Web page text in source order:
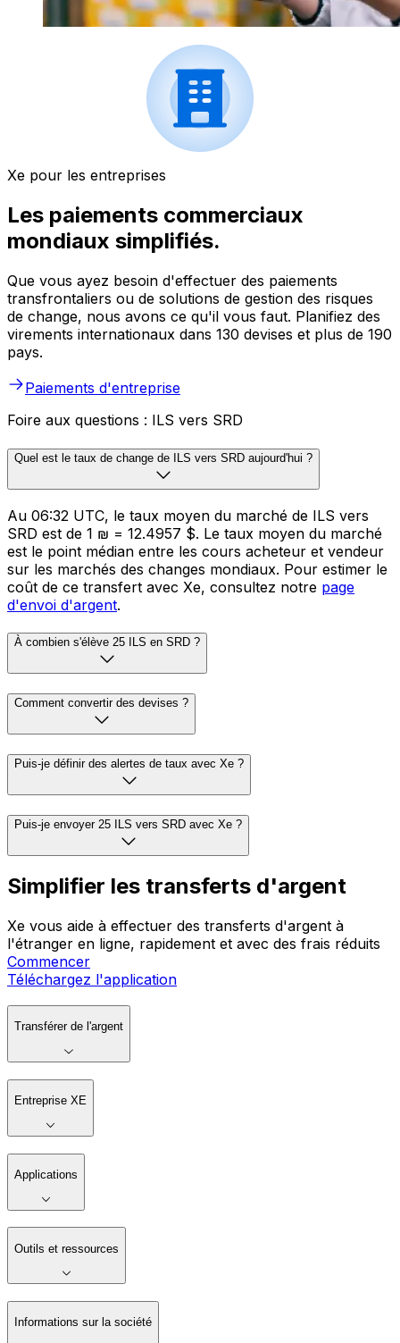
Xe pour les entreprises
Les paiements commerciaux
mondiaux simplifiés.
Que vous ayez besoin d'effectuer des paiements
transfrontaliers ou de solutions de gestion des risques
de change, nous avons ce qu'il vous faut. Planifiez des
virements internationaux dans 130 devises et plus de 190
pays.
Paiements d'entreprise
Foire aux questions : ILS vers SRD
Quel est le taux de change de ILS vers SRD aujourd'hui ?
Au 06:32 UTC, le taux moyen du marché de ILS vers
SRD est de 1 ₪ = 12.4957 $. Le taux moyen du marché
est le point médian entre les cours acheteur et vendeur
sur les marchés des changes mondiaux. Pour estimer le
coût de ce transfert avec Xe, consultez notre page
d'envoi d'argent.
À combien s'élève 25 ILS en SRD ?
Comment convertir des devises ?
Puis-je définir des alertes de taux avec Xe ?
Puis-je envoyer 25 ILS vers SRD avec Xe ?
Simplifier les transferts d'argent
Xe vous aide à effectuer des transferts d'argent à
l'étranger en ligne, rapidement et avec des frais réduits
Commencer
Téléchargez l'application
Transférer de l'argent
Entreprise XE
Applications
Outils et ressources
Informations sur la société